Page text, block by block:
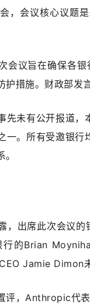
，会议核心议题
会议旨在确保各
护措施。财政部发
先未有公开报道
一。所有受邀银
，出席此次会议
的Brian
Jamie Dimon
评，Anthropic代表